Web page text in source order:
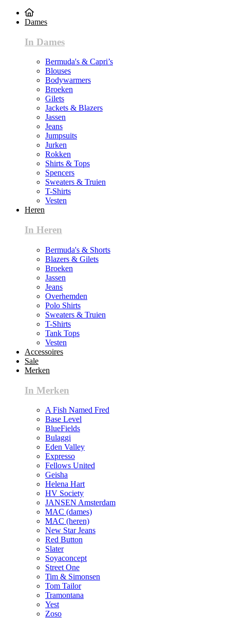
Dames
In Dames
Bermuda's & Capri’s
Blouses
Bodywarmers
Broeken
Gilets
Jackets & Blazers
Jassen
Jeans
Jumpsuits
Jurken
Rokken
Shirts & Tops
Spencers
Sweaters & Truien
T-Shirts
Vesten
Heren
In Heren
Bermuda's & Shorts
Blazers & Gilets
Broeken
Jassen
Jeans
Overhemden
Polo Shirts
Sweaters & Truien
T-Shirts
Tank Tops
Vesten
Accessoires
Sale
Merken
In Merken
A Fish Named Fred
Base Level
BlueFields
Bulaggi
Eden Valley
Expresso
Fellows United
Geisha
Helena Hart
HV Society
JANSEN Amsterdam
MAC (dames)
MAC (heren)
New Star Jeans
Red Button
Slater
Soyaconcept
Street One
Tim & Simonsen
Tom Tailor
Tramontana
Yest
Zoso